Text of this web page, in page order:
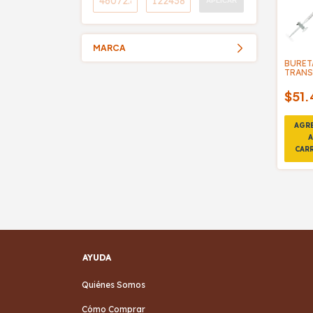
MARCA
-
AYUDA
Quiénes Somos
Cómo Comprar